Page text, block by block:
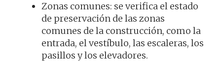
Zonas comunes: se verifica el estado
de preservación de las zonas
comunes de la construcción, como la
entrada, el vestíbulo, las escaleras, los
pasillos y los elevadores.